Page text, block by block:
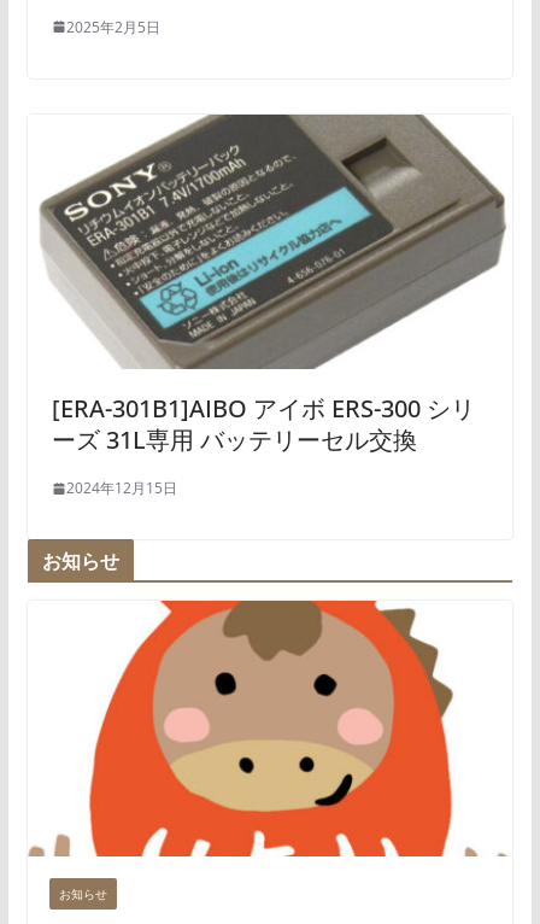
2025年2月5日
[ERA-301B1]AIBO アイボ ERS-300 シリ
ーズ 31L専用 バッテリーセル交換
2024年12月15日
お知らせ
お知らせ